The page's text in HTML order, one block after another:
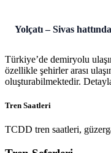
Yolçatı – Sivas
Türkiye’de demiryolu
özellikle şehirler arası
oluşturabilmektedir.
Tren Saatleri
TCDD tren saatleri,